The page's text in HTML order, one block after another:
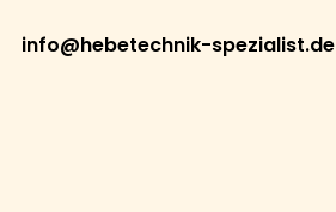
info@hebetechnik-spezialist.de